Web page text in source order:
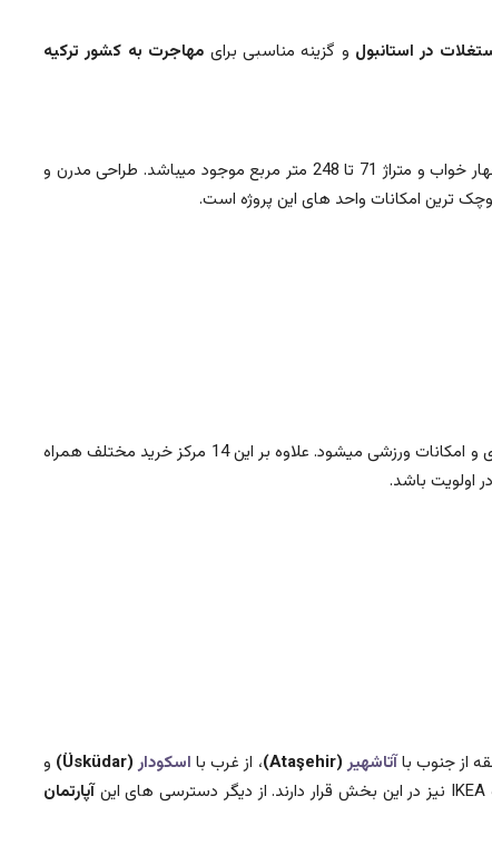
در استانبول و گزینه مناسبی برای مهاجرت به کشور ترکیه
، در 13بلوک ساخته شده و مجموعا 2217 واحد مسکونی با 51 نقشه متفاوت، در تیپ های تک خواب تا چهار خواب و متراژ 71 تا 248 متر مربع موجود میباشد. طراحی مدرن و
کوچک ترین امکانات واحد های این پروژه است.
این پروژه دارای استخرهای سرپوشیده و روباز، سالن بدنسازی، سونا و حمام ترکی و همچنین بسیاری از فعالیتهای فضای باز است که شامل پیاده روی و امکانات ورزشی میشود. علاوه بر این 14 مرکز خرید مختلف همراه
اولویت باشد.
آتاشهیر(Ataşehir) ، از غرب با اسکودار(Üsküdar)
و
آپارتمان